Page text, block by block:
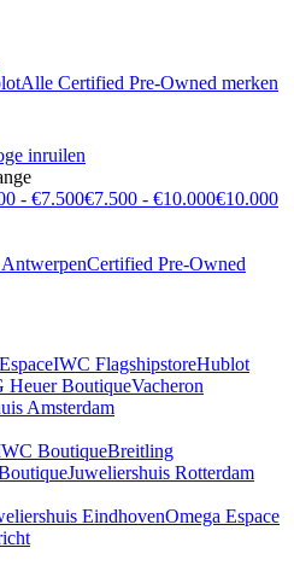
Alle Certified Pre-Owned merken
inruilen
- €7.500€7.500 - €10.000€10.000
Certified Pre-Owned
IWC FlagshipstoreHublot
Heuer BoutiqueVacheron
Amsterdam
BoutiqueBreitling
Juweliershuis Rotterdam
EindhovenOmega Espace